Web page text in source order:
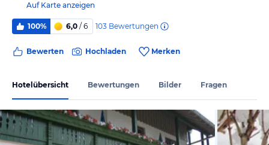
Auf Karte anzeigen
100% 6,0 / 6 103 Bewertungen
Bewerten Hochladen Merken
Hotelübersicht Bewertungen Bilder Fragen